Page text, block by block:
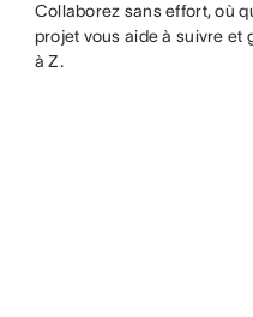
Collaborez sans effort, où
projet vous aide à suivre et
à Z.